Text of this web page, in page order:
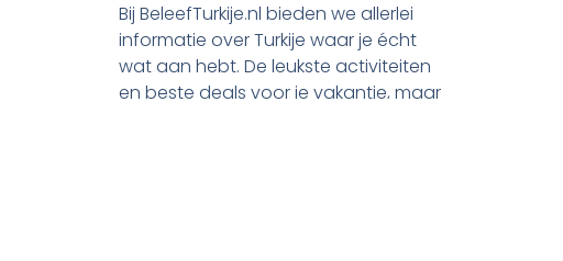
Bij BeleefTurkije.nl bieden we allerlei
informatie over Turkije waar je écht
wat aan hebt. De leukste activiteiten
en beste deals voor je vakantie, maar